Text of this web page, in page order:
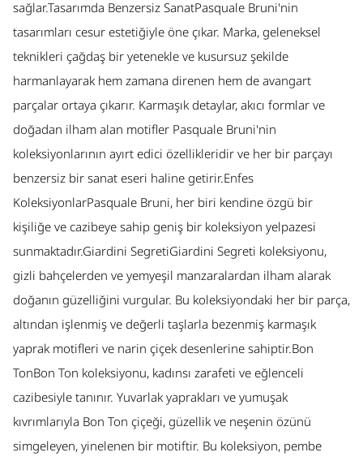
sağlar.Tasarımda Benzersiz SanatPasquale Bruni'nin
tasarımları cesur estetiğiyle öne çıkar. Marka, geleneksel
teknikleri çağdaş bir yetenekle ve kusursuz şekilde
harmanlayarak hem zamana direnen hem de avangart
parçalar ortaya çıkarır. Karmaşık detaylar, akıcı formlar ve
doğadan ilham alan motifler Pasquale Bruni'nin
koleksiyonlarının ayırt edici özellikleridir ve her bir parçayı
benzersiz bir sanat eseri haline getirir.Enfes
KoleksiyonlarPasquale Bruni, her biri kendine özgü bir
kişiliğe ve cazibeye sahip geniş bir koleksiyon yelpazesi
sunmaktadır.Giardini SegretiGiardini Segreti koleksiyonu,
gizli bahçelerden ve yemyeşil manzaralardan ilham alarak
doğanın güzelliğini vurgular. Bu koleksiyondaki her bir parça,
altından işlenmiş ve değerli taşlarla bezenmiş karmaşık
yaprak motifleri ve narin çiçek desenlerine sahiptir.Bon
TonBon Ton koleksiyonu, kadınsı zarafeti ve eğlenceli
cazibesiyle tanınır. Yuvarlak yaprakları ve yumuşak
kıvrımlarıyla Bon Ton çiçeği, güzellik ve neşenin özünü
simgeleyen, yinelenen bir motiftir. Bu koleksiyon, pembe